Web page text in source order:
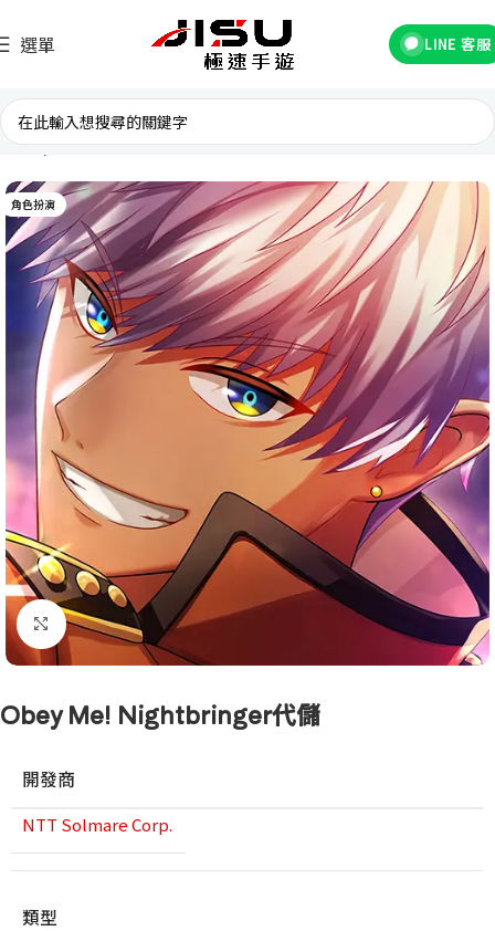
選單 LINE 客服
首頁 國際遊戲
角色扮演
點擊放大
Obey Me! Nightbringer代儲
開發商
NTT Solmare Corp.
類型